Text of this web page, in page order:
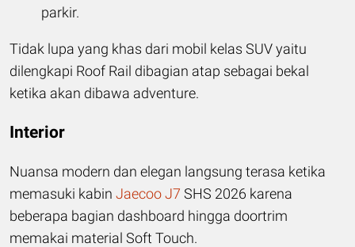
parkir.
Tidak lupa yang khas dari mobil kelas SUV yaitu
dilengkapi Roof Rail dibagian atap sebagai bekal
ketika akan dibawa adventure.
Interior
Nuansa modern dan elegan langsung terasa ketika
memasuki kabin Jaecoo J7 SHS 2026 karena
beberapa bagian dashboard hingga doortrim
memakai material Soft Touch.